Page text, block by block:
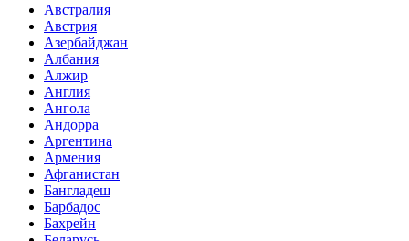
Австралия
Австрия
Азербайджан
Албания
Алжир
Англия
Ангола
Андорра
Аргентина
Армения
Афганистан
Бангладеш
Барбадос
Бахрейн